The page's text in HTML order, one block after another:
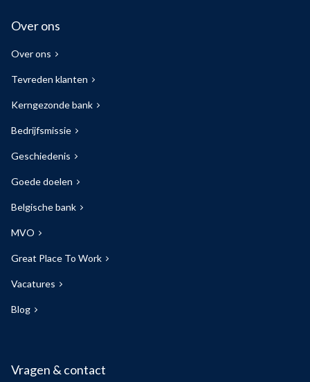
Over ons
Over ons
Tevreden klanten
Kerngezonde bank
Bedrijfsmissie
Geschiedenis
Goede doelen
Belgische bank
MVO
Great Place To Work
Vacatures
Blog
Vragen & contact